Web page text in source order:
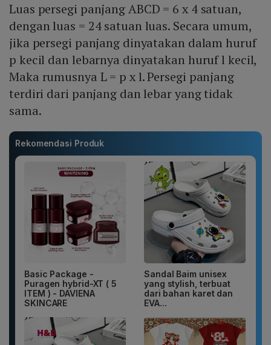
Luas persegi panjang ABCD = 6 x 4 satuan,
dengan luas = 24 satuan luas. Secara umum,
jika persegi panjang dinyatakan dalam huruf
p kecil dan lebarnya dinyatakan huruf l kecil,
Maka rumusnya L = p x l. Persegi panjang
terdiri dari panjang dan lebar yang tidak
sama.
Rekomendasi Produk
Basic Package -
Puragen hybrid-XT ( 5
ITEM ) - DAVIENA
SKINCARE
Sandal Baim unisex
yang stylish, terbuat
dari bahan karet dan
EVA...